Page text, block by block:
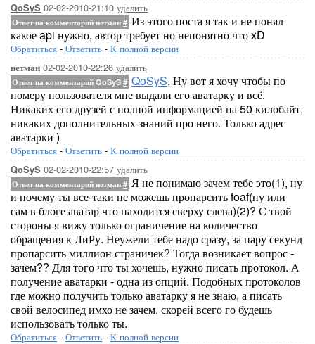
QoSyS 02-02-2010-21:10 удалить
Ответ на комментарий нетман # Из этого поста я так и не понял
какое api нужно, автор требует но непонятно что xD
Обратиться - Ответить - К полной версии
нетман 02-02-2010-22:26 удалить
Ответ на комментарий QoSyS # QoSyS, Ну вот я хочу чтобы по
номеру пользователя мне выдали его аватарку и всё.
Никаких его друзей с полной информацией на 50 килобайт,
никаких дополнительных знаний про него. Только адрес
аватарки )
Обратиться - Ответить - К полной версии
QoSyS 02-02-2010-22:57 удалить
Ответ на комментарий нетман # Я не понимаю зачем тебе это(1), ну
и почему ты все-таки не можешь пропарсить foaf(ну или
сам в блоге аватар что находится сверху слева)(2)? С твой
стороны я вижу только ограничение на количество
обращения к ЛиРу. Неужели тебе надо сразу, за пару секунд
пропарсить миллион страничек? Тогда возникает вопрос -
зачем?? Для того что ты хочешь, нужно писать протокол. А
получение аватарки - одна из опций. Подобных протоколов
где можно получить только аватарку я не знаю, а писать
свой велосипед имхо не зачем. скорей всего го будешь
использовать только ты.
Обратиться - Ответить - К полной версии